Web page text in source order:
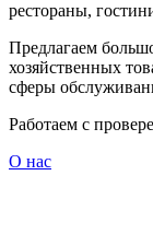
рестораны,
Предлагаем
хозяйственных
сферы
Работаем с
О нас